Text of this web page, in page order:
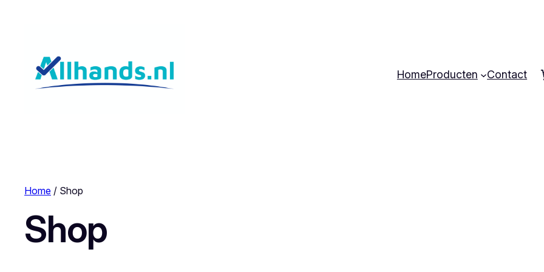
HomeProducten Contact
Home / Shop
Shop